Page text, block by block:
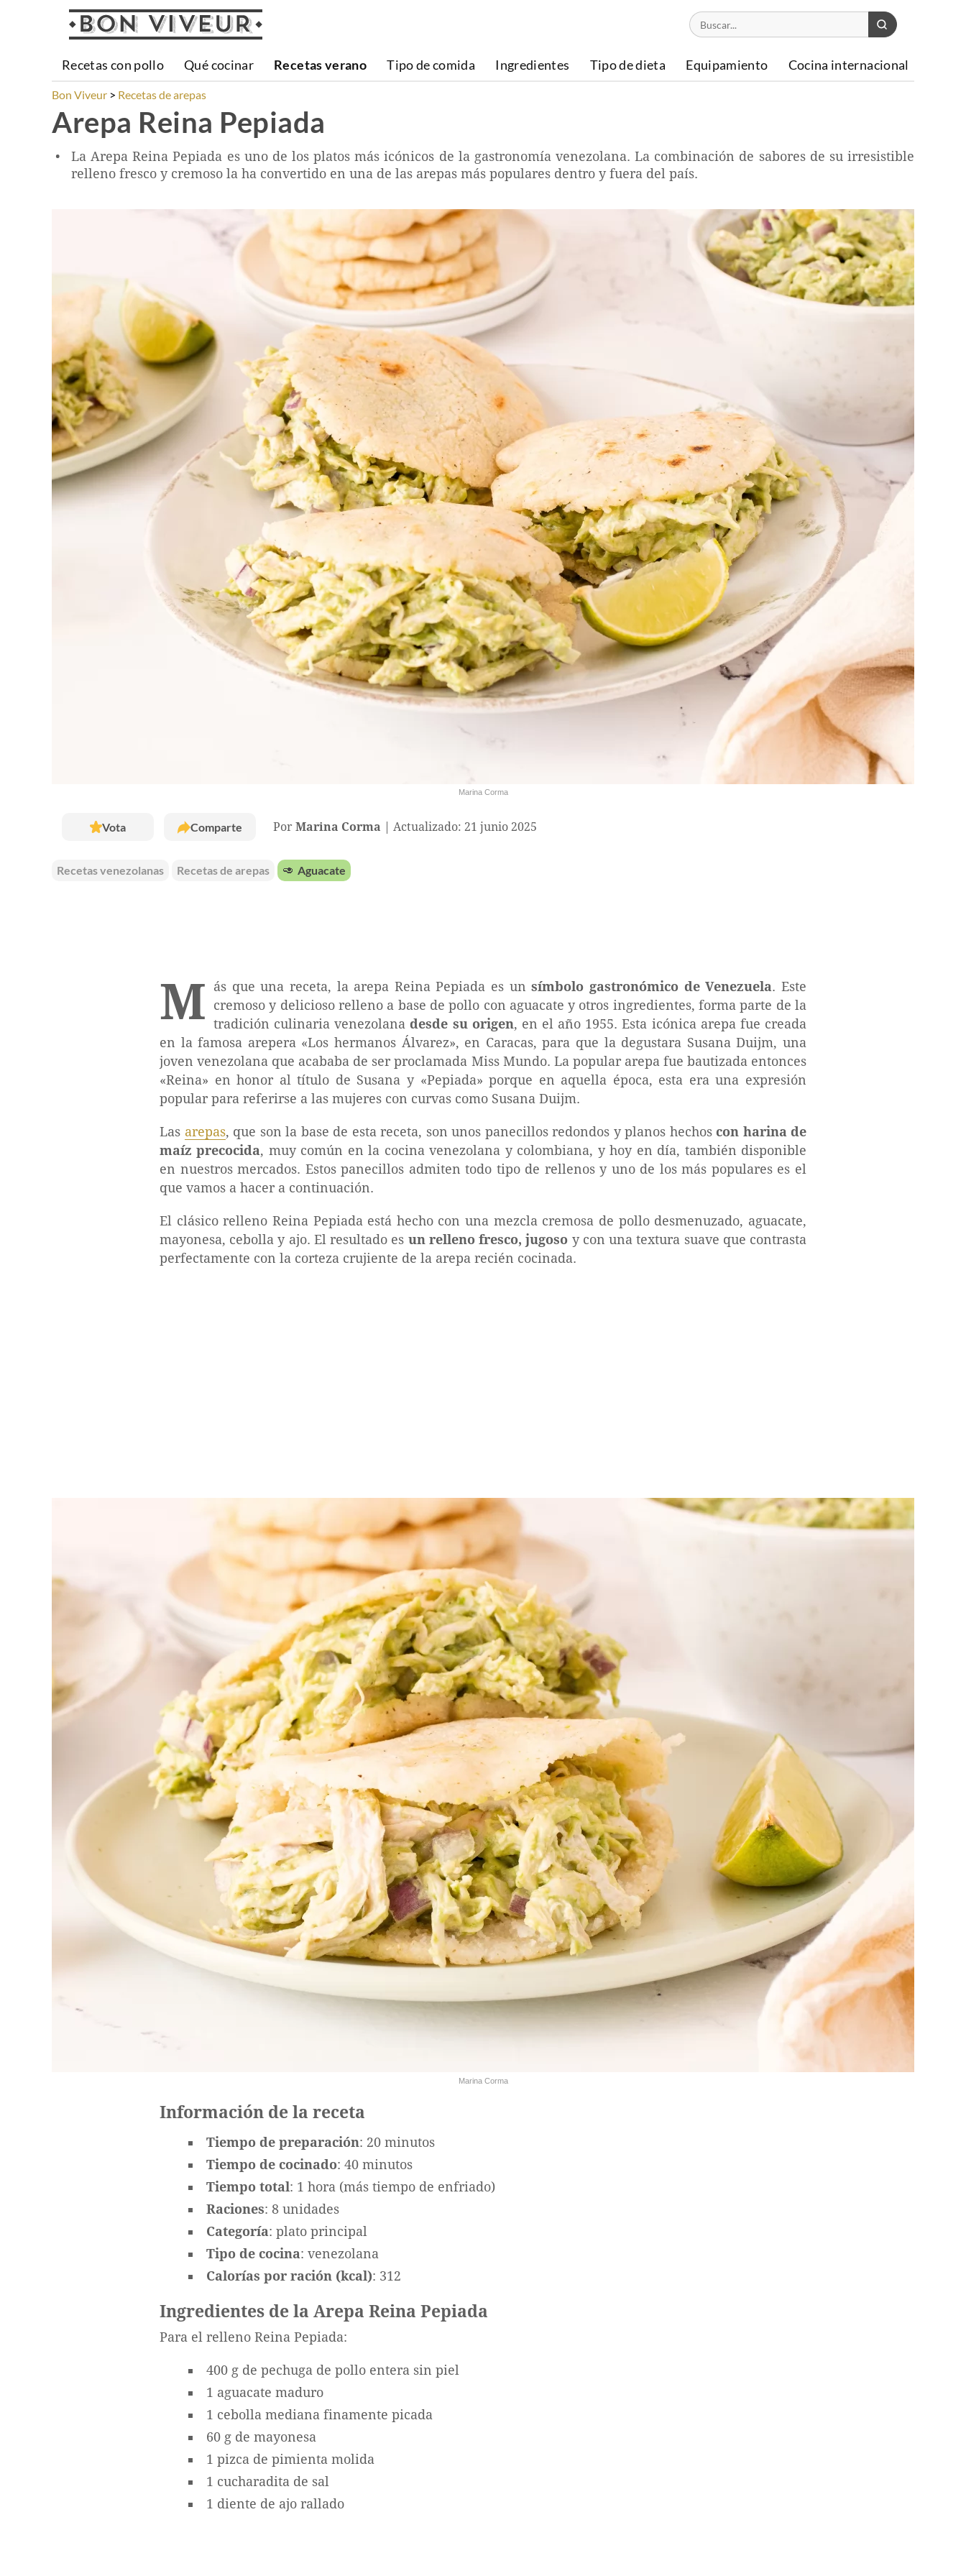
Recetas con pollo Qué cocinar Recetas verano Tipo de comida Ingredientes Tipo de dieta Equipamiento Cocina internacional
Bon Viveur Recetas de arepas
Arepa Reina Pepiada
Marina Corma
La Arepa Reina Pepiada es uno de los platos más icónicos de la gastronomía venezolana. La combinación de sabores de su irresistible
relleno fresco y cremoso la ha convertido en una de las arepas más populares dentro y fuera del país.
Vota Comparte Por Marina Corma Actualizado: 21 junio 2025
Recetas venezolanas Recetas de arepas 🥑 Aguacate
M ás que una receta, la arepa Reina Pepiada es unsímbolo gastronómico de Venezuela. Este
cremoso y delicioso relleno a base de pollo con aguacate y otros ingredientes, forma parte de la
tradición culinaria venezolanadesde su origen, en el año 1955. Esta icónica arepa fue creada
en la famosa arepera «Los hermanos Álvarez», en Caracas, para que la degustara Susana Duijm, una
joven venezolana que acababa de ser proclamada Miss Mundo. La popular arepa fue bautizada entonces
«Reina» en honor al título de Susana y «Pepiada» porque en aquella época, esta era una expresión
popular para referirse a las mujeres con curvas como Susana Duijm.
Las arepas, que son la base de esta receta, son unos panecillos redondos y planos hechoscon harina de
maíz precocida, muy común en la cocina venezolana y colombiana, y hoy en día, también disponible
en nuestros mercados. Estos panecillos admiten todo tipo de rellenos y uno de los más populares es el
que vamos a hacer a continuación.
El clásico relleno Reina Pepiada está hecho con una mezcla cremosa de pollo desmenuzado, aguacate,
mayonesa, cebolla y ajo. El resultado es un relleno fresco, jugoso y con una textura suave que contrasta
perfectamente con la corteza crujiente de la arepa recién cocinada.
Marina Corma
Información de la receta
Tiempo de preparación: 20 minutos
Tiempo de cocinado: 40 minutos
Tiempo total: 1 hora (más tiempo de enfriado)
Raciones: 8 unidades
Categoría: plato principal
Tipo de cocina: venezolana
Calorías por ración (kcal): 312
Ingredientes de la Arepa Reina Pepiada
Para el relleno Reina Pepiada:
400 g de pechuga de pollo entera sin piel
1 aguacate maduro
1 cebolla mediana finamente picada
60 g de mayonesa
1 pizca de pimienta molida
1 cucharadita de sal
1 diente de ajo rallado